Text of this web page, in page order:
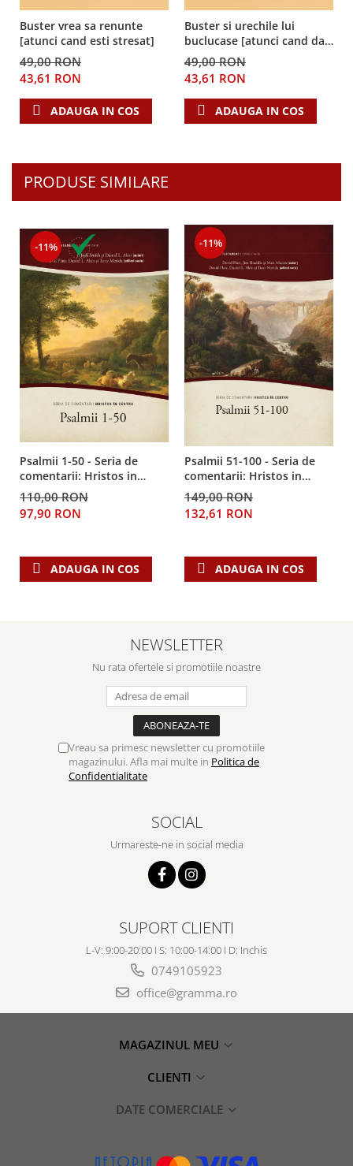
Buster vrea sa renunte
[atunci cand esti stresat]
49,00 RON
43,61 RON
ADAUGA IN COS
Buster si urechile lui
buclucase [atunci cand dai
de esec]
49,00 RON
43,61 RON
ADAUGA IN COS
PRODUSE SIMILARE
-11%
Psalmii 1-50 - Seria de
comentarii: Hristos in
centru
110,00 RON
97,90 RON
ADAUGA IN COS
-11%
Psalmii 51-100 - Seria de
comentarii: Hristos in
centru
149,00 RON
132,61 RON
ADAUGA IN COS
NEWSLETTER
Nu rata ofertele si promotiile noastre
Vreau sa primesc newsletter cu promotiile
magazinului. Afla mai multe in Politica de
Confidentialitate
SOCIAL
Urmareste-ne in social media
SUPORT CLIENTI
L-V: 9:00-20:00 I S: 10:00-14:00 I D: Inchis
0749105923
office@gramma.ro
MAGAZINUL MEU
CLIENTI
DATE COMERCIALE